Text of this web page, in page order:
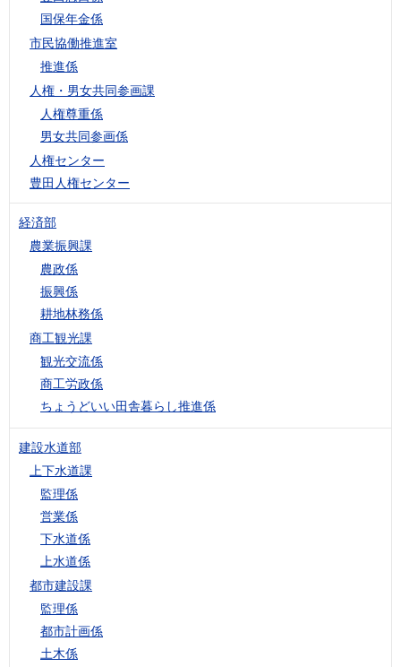
国保年金係
市民協働推進室
推進係
人権・男女共同参画課
人権尊重係
男女共同参画係
人権センター
豊田人権センター
経済部
農業振興課
農政係
振興係
耕地林務係
商工観光課
観光交流係
商工労政係
ちょうどいい田舎暮らし推進係
建設水道部
上下水道課
監理係
営業係
下水道係
上水道係
都市建設課
監理係
都市計画係
土木係